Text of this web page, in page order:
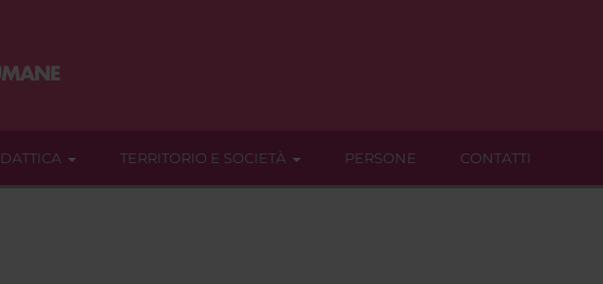
TERRITORIO E SOCIETÀ PERSONE CONTATTI